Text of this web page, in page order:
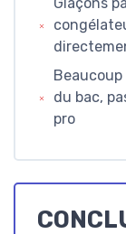
du bac,
pro